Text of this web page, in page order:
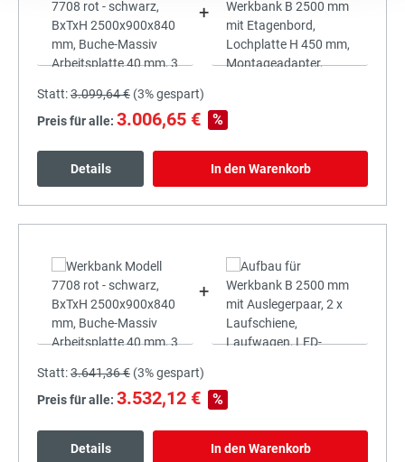
+
Statt:3.099,64 € (3%gespart)
Preis für alle: 3.006,65 € %
Details In den Warenkorb
+
Statt:3.641,36 € (3%gespart)
Preis für alle: 3.532,12 € %
Details In den Warenkorb